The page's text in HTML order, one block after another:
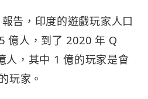
告，印度的遊戲玩家人口
億人，到了 2020 年 Q
人，其中 1 億的玩家是會
玩家。